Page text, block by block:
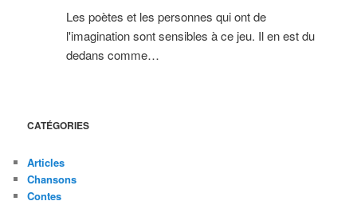
Les poètes et les personnes qui ont de
l'imagination sont sensibles à ce jeu. Il en est du
dedans comme…
CATÉGORIES
Articles
Chansons
Contes